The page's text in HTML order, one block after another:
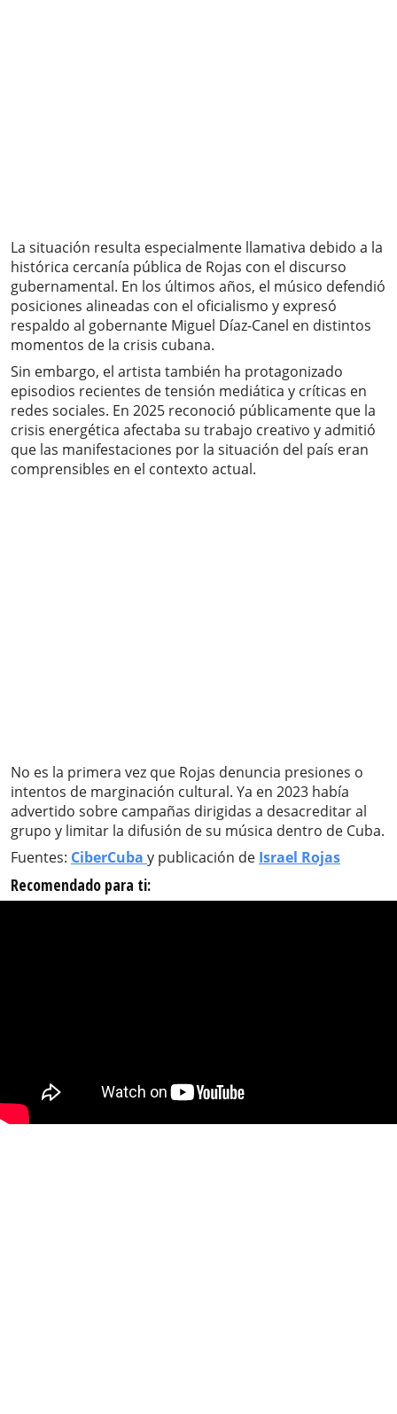
La situación resulta especialmente llamativa debido a la
histórica cercanía pública de Rojas con el discurso
gubernamental. En los últimos años, el músico defendió
posiciones alineadas con el oficialismo y expresó
respaldo al gobernante Miguel Díaz-Canel en distintos
momentos de la crisis cubana.
Sin embargo, el artista también ha protagonizado
episodios recientes de tensión mediática y críticas en
redes sociales. En 2025 reconoció públicamente que la
crisis energética afectaba su trabajo creativo y admitió
que las manifestaciones por la situación del país eran
comprensibles en el contexto actual.
No es la primera vez que Rojas denuncia presiones o
intentos de marginación cultural. Ya en 2023 había
advertido sobre campañas dirigidas a desacreditar al
grupo y limitar la difusión de su música dentro de Cuba.
Fuentes: CiberCuba y publicación de Israel Rojas
Recomendado para ti: